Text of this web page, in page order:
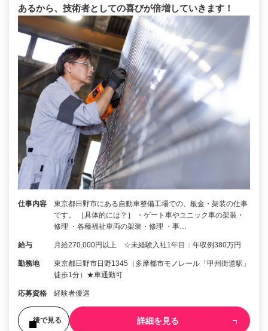
あるから、技術者としての喜びが倍増していきます！
仕事内容
東京都日野市にある自動車整備工場での、板金・架装の仕事
です。 ［具体的には？］ ・ゲート車やユニック車の架装・
修理 ・各種福祉車両の架装・修理 ・事…
給与 月給270,000円以上 ☆未経験入社1年目：年収例380万円
勤務地
東京都日野市日野1345（多摩都市モノレール「甲州街道駅」
徒歩1分）★車通勤可
応募資格 経験者優遇
後で見る 詳細を見る